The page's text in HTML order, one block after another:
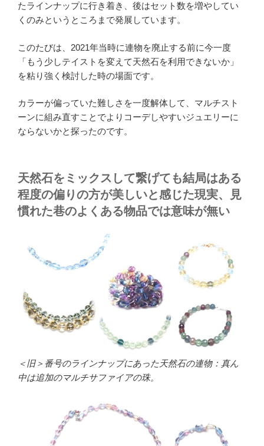
たラインナップに行き着き、後はセット数を増やしてい
くのみというところまで発展しています。
このたびは、2021年当時に連物を廃止する前に今一度
「もう少しテイストを変えて天然石を利用できないか」
を粘り強く検討した時の場面です。
カラーが偏っていた難しさを一度解体して、マルチスト
ーンに組み直すことでよりコーデしやすいジュエリーに
ならないかと探ったのです。
天然石をミックスして繋げても結局はある
程度の偏りの方が美しいと感じた現実、見
慣れた巷のよくある物品では意味が無い
＜旧＞番号のラインナップにあった天然石の連物：真ん
中は追加のマルチサファイアの珠。